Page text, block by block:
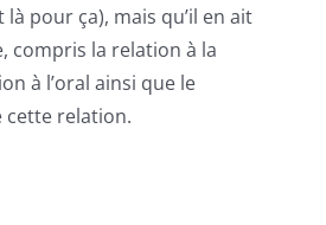
là pour ça), mais qu’il en ait
compris la relation à la
à l’oral ainsi que le
relation.